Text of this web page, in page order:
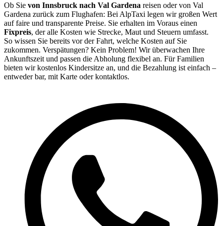
Ob Sie von Innsbruck nach Val Gardena reisen oder von Val
Gardena zurück zum Flughafen: Bei AlpTaxi legen wir großen Wert
auf faire und transparente Preise. Sie erhalten im Voraus einen
Fixpreis, der alle Kosten wie Strecke, Maut und Steuern umfasst.
So wissen Sie bereits vor der Fahrt, welche Kosten auf Sie
zukommen. Verspätungen? Kein Problem! Wir überwachen Ihre
Ankunftszeit und passen die Abholung flexibel an. Für Familien
bieten wir kostenlos Kindersitze an, und die Bezahlung ist einfach –
entweder bar, mit Karte oder kontaktlos.